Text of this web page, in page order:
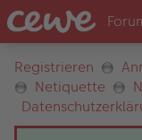
Registrieren
Netiquette